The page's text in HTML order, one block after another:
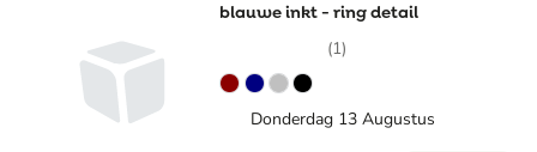
blauwe inkt - ring detail
(1)
Donderdag 13 Augustus